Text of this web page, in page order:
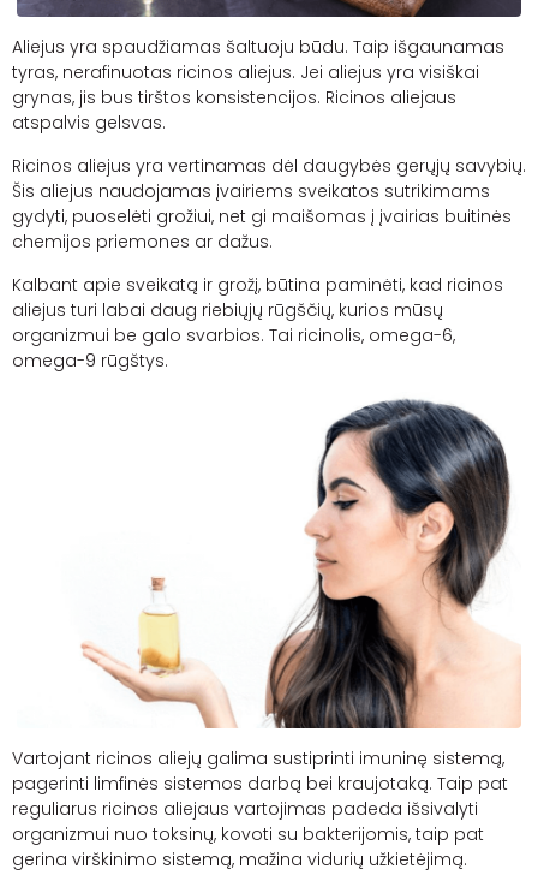
Aliejus yra spaudžiamas šaltuoju būdu. Taip išgaunamas
tyras, nerafinuotas ricinos aliejus. Jei aliejus yra visiškai
grynas, jis bus tirštos konsistencijos. Ricinos aliejaus
atspalvis gelsvas.
Ricinos aliejus yra vertinamas dėl daugybės gerųjų savybių.
Šis aliejus naudojamas įvairiems sveikatos sutrikimams
gydyti, puoselėti grožiui, net gi maišomas į įvairias buitinės
chemijos priemones ar dažus.
Kalbant apie sveikatą ir grožį, būtina paminėti, kad ricinos
aliejus turi labai daug riebiųjų rūgščių, kurios mūsų
organizmui be galo svarbios. Tai ricinolis, omega-6,
omega-9 rūgštys.
Vartojant ricinos aliejų galima sustiprinti imuninę sistemą,
pagerinti limfinės sistemos darbą bei kraujotaką. Taip pat
reguliarus ricinos aliejaus vartojimas padeda išsivalyti
organizmui nuo toksinų, kovoti su bakterijomis, taip pat
gerina virškinimo sistemą, mažina vidurių užkietėjimą.